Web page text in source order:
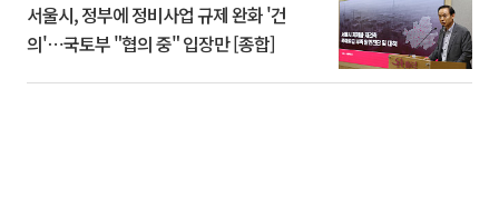
서울시, 정부에 정비사업 규제 완화 '건
의'⋯국토부 "협의 중" 입장만 [종합]